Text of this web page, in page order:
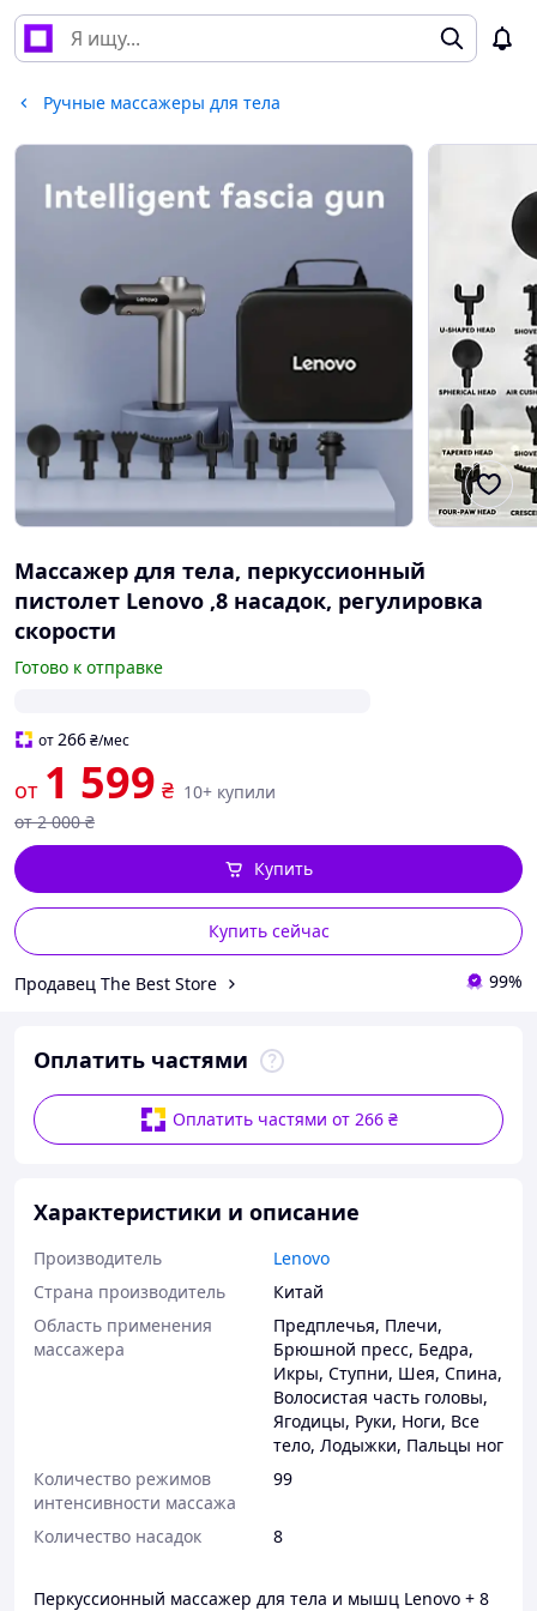
Ручные массажеры для тела
Массажер для тела, перкуссионный
пистолет Lenovo ,8 насадок, регулировка
скорости
Готово к отправке
от266₴/мес
от 1 599 ₴ 10+ купили
от 2 000 ₴
Купить сейчас
Купить
Продавец The Best Store 99%
Оплатить частями
Оплатить частями от 266 ₴
Характеристики и описание
Производитель
Lenovo
Страна производитель
Китай
Область применения
массажера
Предплечья, Плечи,
Брюшной пресс, Бедра,
Икры, Ступни, Шея, Спина,
Волосистая часть головы,
Ягодицы, Руки, Ноги, Все
тело, Лодыжки, Пальцы ног
Количество режимов
интенсивности массажа
99
Количество насадок 8
Перкуссионный массажер для тела и мышц Lenovo + 8